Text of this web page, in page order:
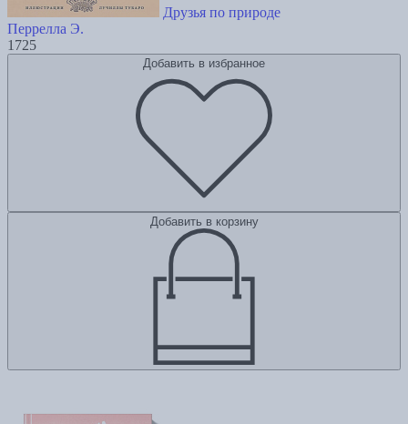
Друзья по природе
Перрелла Э.
1725
Добавить в избранное
Добавить в корзину